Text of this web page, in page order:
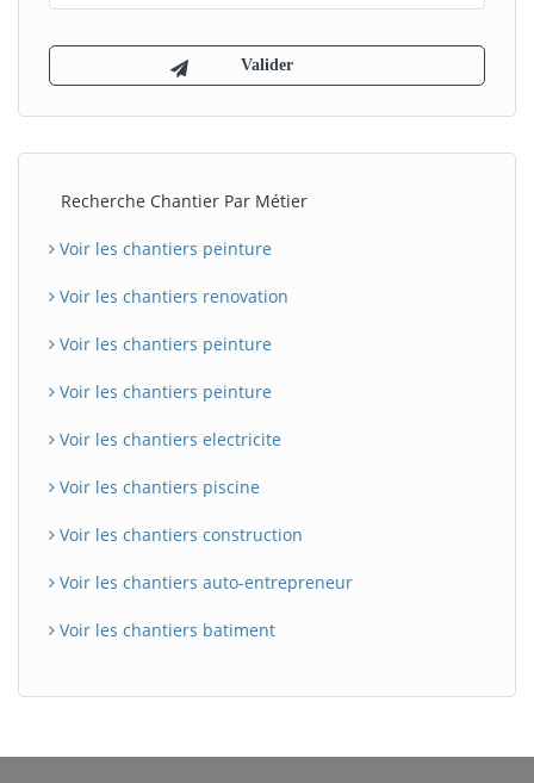
Recherche Chantier Par Métier
Voir les chantiers peinture
Voir les chantiers renovation
Voir les chantiers peinture
Voir les chantiers peinture
Voir les chantiers electricite
Voir les chantiers piscine
Voir les chantiers construction
Voir les chantiers auto-entrepreneur
Voir les chantiers batiment